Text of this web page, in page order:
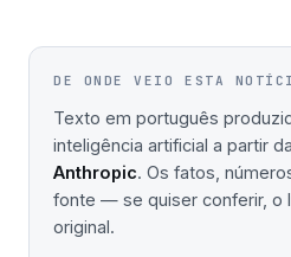
DE ONDE VEIO ESTA
Texto em português
inteligência artificial a partir
Anthropic. Os fatos,
fonte — se quiser conferir, o
original.